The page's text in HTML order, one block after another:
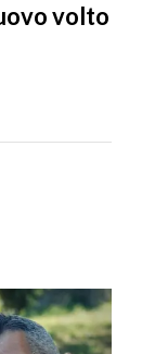
volto